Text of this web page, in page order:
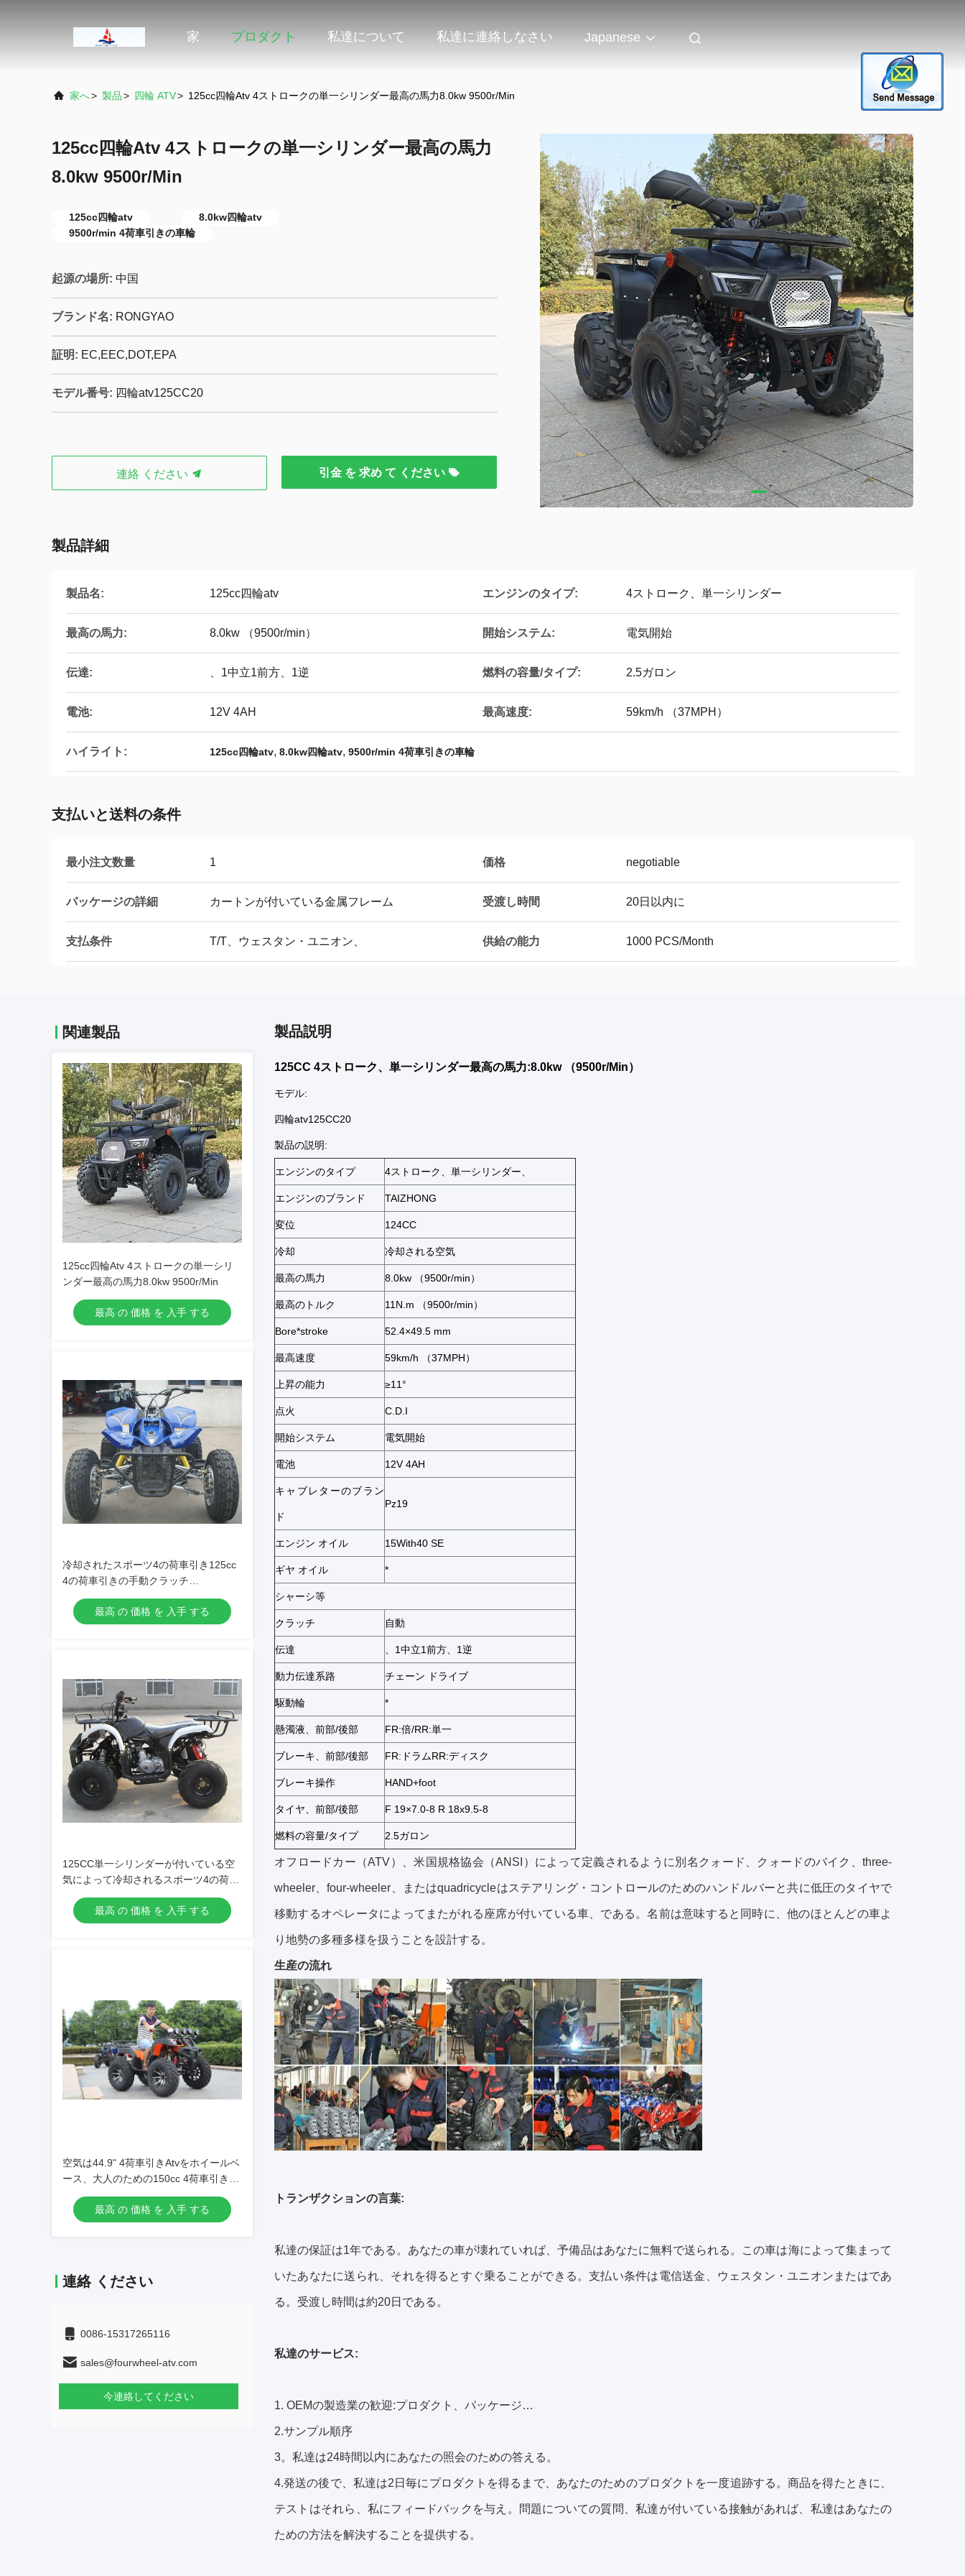
家 プロダクト 私達について 私達に連絡しなさい Japanese
家へ> 製品> 四輪 ATV> 125cc四輪Atv 4ストロークの単一シリンダー最高の馬力8.0kw 9500r/Min
125cc四輪Atv 4ストロークの単一シリンダー最高の馬力
8.0kw 9500r/Min
125cc四輪atv
8.0kw四輪atv
9500r/min 4荷車引きの車輪
起源の場所: 中国
ブランド名: RONGYAO
証明: EC,EEC,DOT,EPA
モデル番号: 四輪atv125CC20
連絡 ください 引金 を 求め て ください
製品詳細
製品名: 125cc四輪atv エンジンのタイプ: 4ストローク、単一シリンダー
最高の馬力: 8.0kw （9500r/min） 開始システム: 電気開始
伝達: 、1中立1前方、1逆 燃料の容量/タイプ: 2.5ガロン
電池: 12V 4AH 最高速度: 59km/h （37MPH）
ハイライト: 125cc四輪atv, 8.0kw四輪atv, 9500r/min 4荷車引きの車輪
支払いと送料の条件
最小注文数量 1 価格 negotiable
パッケージの詳細 カートンが付いている金属フレーム 受渡し時間 20日以内に
支払条件 T/T、ウェスタン・ユニオン、 供給の能力 1000 PCS/Month
関連製品
125cc四輪Atv 4ストロークの単一シリ
ンダー最高の馬力8.0kw 9500r/Min
最高 の 価格 を 入手 する
冷却されたスポーツ4の荷車引き125cc
4の荷車引きの手動クラッチ
7.9hp/7000rpmに油をさして下さい
最高 の 価格 を 入手 する
125CC単一シリンダーが付いている空
気によって冷却されるスポーツ4の荷車
引き4の打撃
最高 の 価格 を 入手 する
空気は44.9" 4荷車引きAtvをホイールベ
ース、大人のための150cc 4荷車引きの
クォード冷却しました
最高 の 価格 を 入手 する
連絡 ください
0086-15317265116
sales@fourwheel-atv.com
今連絡してください
製品説明
125CC 4ストローク、単一シリンダー最高の馬力:8.0kw （9500r/Min）
モデル:
四輪atv125CC20
製品の説明:
エンジンのタイプ 4ストローク、単一シリンダー、
エンジンのブランド TAIZHONG
変位 124CC
冷却 冷却される空気
最高の馬力 8.0kw （9500r/min）
最高のトルク 11N.m （9500r/min）
Bore*stroke 52.4×49.5 mm
最高速度 59km/h （37MPH）
上昇の能力 ≥11°
点火 C.D.I
開始システム 電気開始
電池 12V 4AH
キャブレターのブラン
ド
Pz19
エンジン オイル 15With40 SE
ギヤ オイル *
シャーシ等
クラッチ 自動
伝達 、1中立1前方、1逆
動力伝達系路 チェーン ドライブ
駆動輪 *
懸濁液、前部/後部 FR:倍/RR:単一
ブレーキ、前部/後部 FR:ドラムRR:ディスク
ブレーキ操作 HAND+foot
タイヤ、前部/後部 F 19×7.0-8 R 18x9.5-8
燃料の容量/タイプ 2.5ガロン
オフロードカー（ATV）、米国規格協会（ANSI）によって定義されるように別名クォード、クォードのバイク、three-
wheeler、four-wheeler、またはquadricycleはステアリング・コントロールのためのハンドルバーと共に低圧のタイヤで
移動するオペレータによってまたがれる座席が付いている車、である。名前は意味すると同時に、他のほとんどの車よ
り地勢の多種多様を扱うことを設計する。
生産の流れ
トランザクションの言葉:
私達の保証は1年である。あなたの車が壊れていれば、予備品はあなたに無料で送られる。この車は海によって集まって
いたあなたに送られ、それを得るとすぐ乗ることができる。支払い条件は電信送金、ウェスタン・ユニオンまたはであ
る。受渡し時間は約20日である。
私達のサービス:
1. OEMの製造業の歓迎:プロダクト、パッケージ…
2.サンプル順序
3。私達は24時間以内にあなたの照会のための答える。
4.発送の後で、私達は2日毎にプロダクトを得るまで、あなたのためのプロダクトを一度追跡する。商品を得たときに、
テストはそれら、私にフィードバックを与え。問題についての質問、私達が付いている接触があれば、私達はあなたの
ための方法を解決することを提供する。